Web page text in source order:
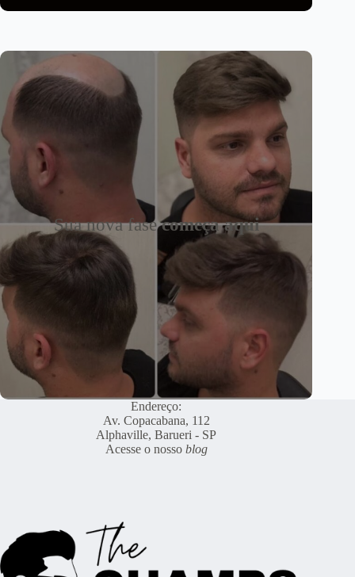
Sua nova fasecomeça aqui
Endereço:
Av. Copacabana, 112
Alphaville, Barueri - SP
Acesse o nosso blog